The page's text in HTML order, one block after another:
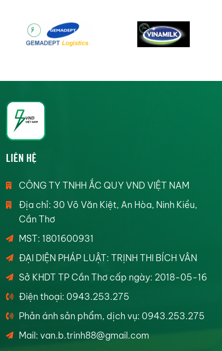
LIÊN HỆ
CÔNG TY TNHH ẮC QUY VND VIỆT NAM
Địa chỉ: 30 Võ Văn Kiệt, An Hòa, Ninh Kiều,
Cần Thơ
MST: 1801600931
ĐẠI DIỆN PHÁP LUẬT: TRỊNH THI BÍCH VÂN
Sở KHDT TP Cần Thơ cấp ngày: 2018-05-16
Điện thoại: 0943.253.275
Phản ánh sản phẩm, dịch vụ: 0943.253.275
Mail: van.b.trinh88@gmail.com